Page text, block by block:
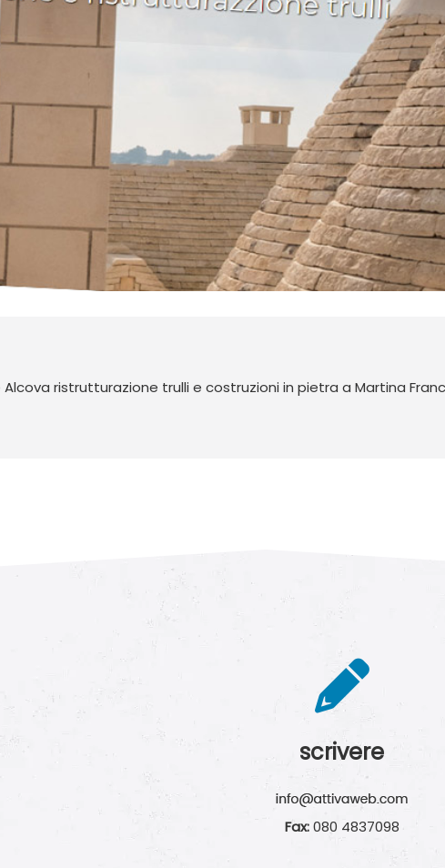
ristrutturazione trulli e costruzioni in pietra a Martina
scrivere
Fax:080 4837098